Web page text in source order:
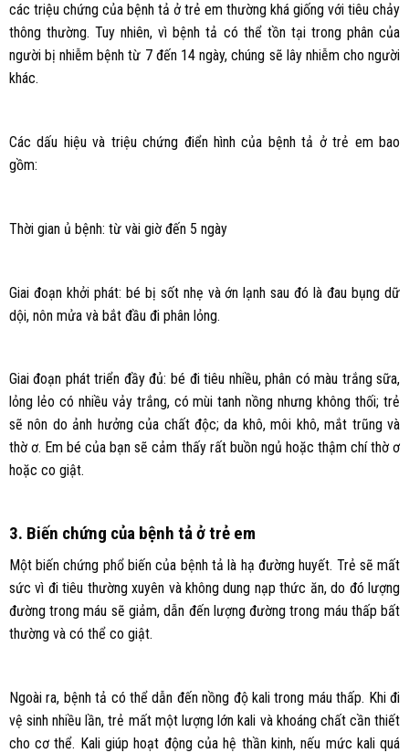
các triệu chứng của bệnh tả ở trẻ em thường khá giống với tiêu chảy
thông thường. Tuy nhiên, vì bệnh tả có thể tồn tại trong phân của
người bị nhiễm bệnh từ 7 đến 14 ngày, chúng sẽ lây nhiễm cho người
khác.
Các dấu hiệu và triệu chứng điển hình của bệnh tả ở trẻ em bao
gồm:
Thời gian ủ bệnh: từ vài giờ đến 5 ngày
Giai đoạn khởi phát: bé bị sốt nhẹ và ớn lạnh sau đó là đau bụng dữ
dội, nôn mửa và bắt đầu đi phân lỏng.
Giai đoạn phát triển đầy đủ: bé đi tiêu nhiều, phân có màu trắng sữa,
lỏng lẻo có nhiều vảy trắng, có mùi tanh nồng nhưng không thối; trẻ
sẽ nôn do ảnh hưởng của chất độc; da khô, môi khô, mắt trũng và
thờ ơ. Em bé của bạn sẽ cảm thấy rất buồn ngủ hoặc thậm chí thờ ơ
hoặc co giật.
3. Biến chứng của bệnh tả ở trẻ em
Một biến chứng phổ biến của bệnh tả là hạ đường huyết. Trẻ sẽ mất
sức vì đi tiêu thường xuyên và không dung nạp thức ăn, do đó lượng
đường trong máu sẽ giảm, dẫn đến lượng đường trong máu thấp bất
thường và có thể co giật.
Ngoài ra, bệnh tả có thể dẫn đến nồng độ kali trong máu thấp. Khi đi
vệ sinh nhiều lần, trẻ mất một lượng lớn kali và khoáng chất cần thiết
cho cơ thể. Kali giúp hoạt động của hệ thần kinh, nếu mức kali quá